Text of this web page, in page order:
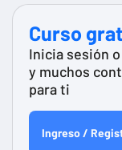
Curso
Inicia sesión
y muchos
para ti
Ingreso /